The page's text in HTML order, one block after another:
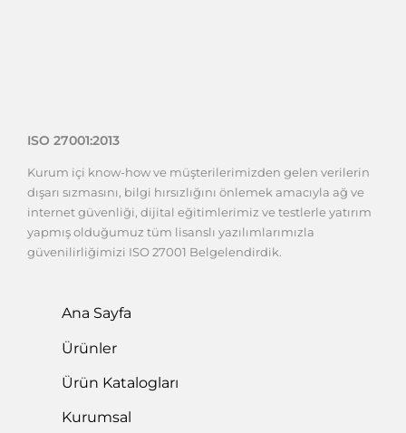
ISO 27001:2013
Kurum içi know-how ve müşterilerimizden gelen verilerin
dışarı sızmasını, bilgi hırsızlığını önlemek amacıyla ağ ve
internet güvenliği, dijital eğitimlerimiz ve testlerle yatırım
yapmış olduğumuz tüm lisanslı yazılımlarımızla
güvenilirliğimizi ISO 27001 Belgelendirdik.
Ana Sayfa
Ürünler
Ürün Katalogları
Kurumsal